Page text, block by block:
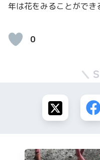
年は花をみることができ
0